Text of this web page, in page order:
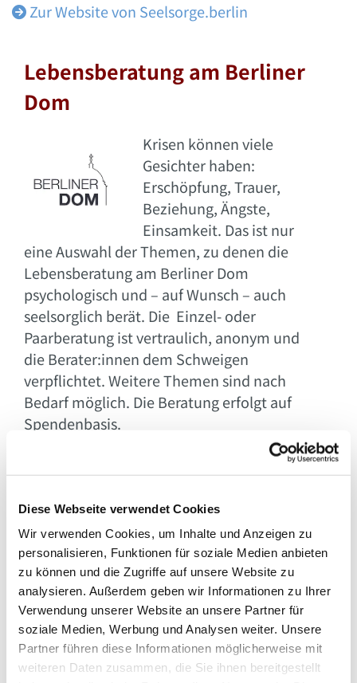
Diese Webseite verwendet Cookies
Wir verwenden Cookies, um Inhalte und Anzeigen zu
personalisieren, Funktionen für soziale Medien anbieten
zu können und die Zugriffe auf unsere Website zu
analysieren. Außerdem geben wir Informationen zu Ihrer
Verwendung unserer Website an unsere Partner für
soziale Medien, Werbung und Analysen weiter. Unsere
Partner führen diese Informationen möglicherweise mit
weiteren Daten zusammen, die Sie ihnen bereitgestellt
 Zur Website von Seelsorge.berlin
Lebensberatung am Berliner
Dom
Krisen können viele
Gesichter haben:
Erschöpfung, Trauer,
Beziehung, Ängste,
Einsamkeit. Das ist nur
eine Auswahl der Themen, zu denen die
Lebensberatung am Berliner Dom
psychologisch und – auf Wunsch – auch
seelsorglich berät. Die Einzel- oder
Paarberatung ist vertraulich, anonym und
die Berater:innen dem Schweigen
verpflichtet. Weitere Themen sind nach
Bedarf möglich. Die Beratung erfolgt auf
Spendenbasis.
Zur Lebensberatung am Berliner Dom
Online-Beratung der Diakonie
Sie suchen Unterstützung
bei Konflikten in der Familie,
suchen eine
Schuldnerberatung oder
sind ungewollt schwanger?